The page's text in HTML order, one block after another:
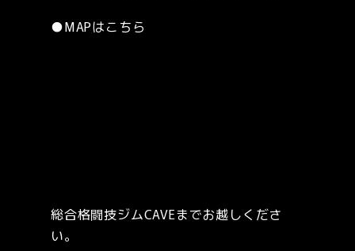
●MAPはこちら
総合格闘技ジムCAVEまでお越しくださ
い。